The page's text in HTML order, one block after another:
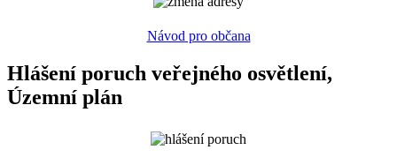
Návod pro občana
Hlášení poruch veřejného osvětlení,
Územní plán